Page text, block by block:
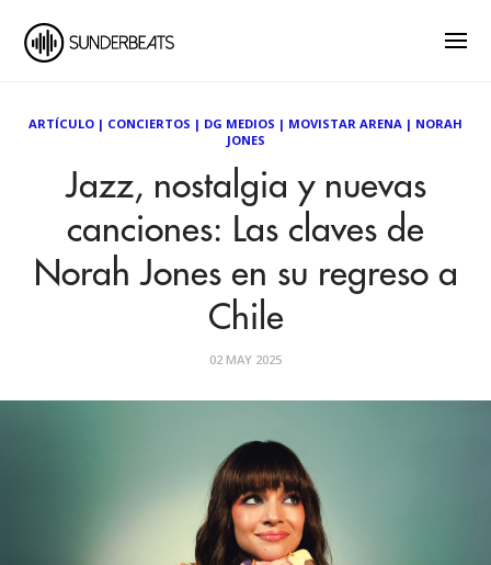
ARTÍCULO | CONCIERTOS | DG MEDIOS | MOVISTAR ARENA | NORAH
JONES
Jazz, nostalgia y nuevas
canciones: Las claves de
Norah Jones en su regreso a
Chile
02 MAY 2025